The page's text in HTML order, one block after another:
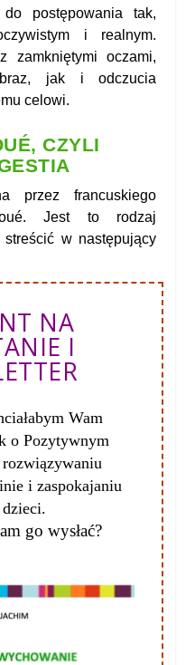
postępowania tak,
i realnym.
zamkniętymi oczami,
jak i odczucia
celowi.
CZYLI
przez francuskiego
Jest to rodzaj
w następujący
NA
I
Wam
o Pozytywnym
rozwiązywaniu
i zaspokajaniu
go wysłać?